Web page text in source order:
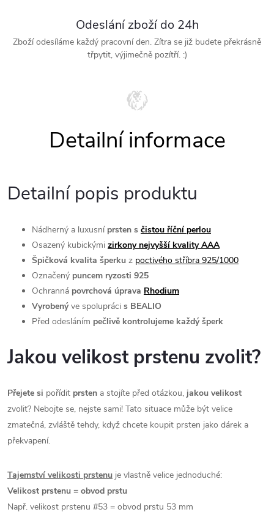
Odeslání zboží do 24h
Zboží odesíláme každý pracovní den. Zítra se již budete překrásně
třpytit, výjimečně pozítří. :)
Detailní popis produktu
Nádherný a luxusní prsten s čistou říční perlou
Osazený kubickými zirkony nejvyšší kvality AAA
Špičková kvalita šperku z poctivého stříbra 925/1000
Označený puncem ryzosti 925
Ochranná povrchová úprava Rhodium
Vyrobenýve spolupráci s BEALIO
Před odesláním pečlivě kontrolujeme každý šperk
Jakou velikost prstenu zvolit?
Přejete si pořídit prsten a stojíte před otázkou, jakou velikost
zvolit? Nebojte se, nejste sami! Tato situace může být velice
zmatečná, zvláště tehdy, když chcete koupit prsten jako dárek a
překvapení.
Tajemství velikosti prstenu je vlastně velice jednoduché:
Velikost prstenu = obvod prstu
Např. velikost prstenu #53 = obvod prstu 53 mm